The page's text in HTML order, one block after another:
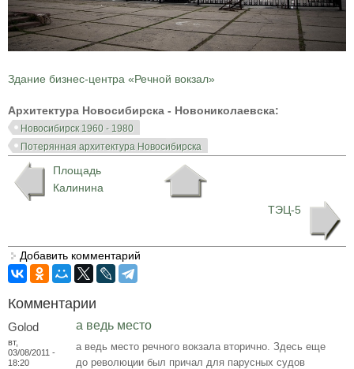
Здание бизнес-центра «Речной вокзал»
Архитектура Новосибирска - Новониколаевска:
Новосибирск 1960 - 1980
Потерянная архитектура Новосибирска
Площадь
Калинина
ТЭЦ-5
Добавить комментарий
Комментарии
Golod
вт,
03/08/2011 -
18:20
а ведь место
а ведь место речного вокзала вторично. Здесь еще
до революции был причал для парусных судов